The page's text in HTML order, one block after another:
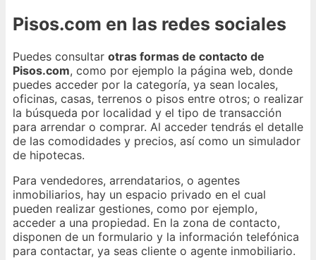
Pisos.com en las redes sociales
Puedes consultar otras formas de contacto de
Pisos.com, como por ejemplo la página web, donde
puedes acceder por la categoría, ya sean locales,
oficinas, casas, terrenos o pisos entre otros; o realizar
la búsqueda por localidad y el tipo de transacción
para arrendar o comprar. Al acceder tendrás el detalle
de las comodidades y precios, así como un simulador
de hipotecas.
Para vendedores, arrendatarios, o agentes
inmobiliarios, hay un espacio privado en el cual
pueden realizar gestiones, como por ejemplo,
acceder a una propiedad. En la zona de contacto,
disponen de un formulario y la información telefónica
para contactar, ya seas cliente o agente inmobiliario.